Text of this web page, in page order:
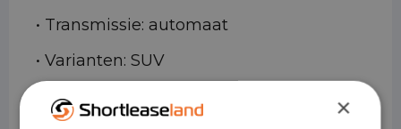
• Transmissie: automaat
• Varianten: SUV
• Cabines: Personenauto
×